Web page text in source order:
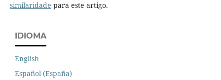
similaridade para este artigo.
IDIOMA
English
Español (España)